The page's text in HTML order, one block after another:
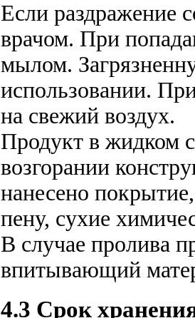
Если раздражение
врачом. При
мылом.
использовании.
на свежий воздух.
Продукт в жидком
возгорании
нанесено
пену, сухие
В случае пролива
впитывающий
4.3 Срок